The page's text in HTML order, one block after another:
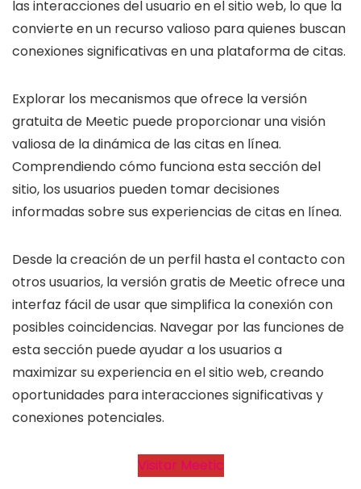
las interacciones del usuario en el sitio web, lo que la
convierte en un recurso valioso para quienes buscan
conexiones significativas en una plataforma de citas.
Explorar los mecanismos que ofrece la versión
gratuita de Meetic puede proporcionar una visión
valiosa de la dinámica de las citas en línea.
Comprendiendo cómo funciona esta sección del
sitio, los usuarios pueden tomar decisiones
informadas sobre sus experiencias de citas en línea.
Desde la creación de un perfil hasta el contacto con
otros usuarios, la versión gratis de Meetic ofrece una
interfaz fácil de usar que simplifica la conexión con
posibles coincidencias. Navegar por las funciones de
esta sección puede ayudar a los usuarios a
maximizar su experiencia en el sitio web, creando
oportunidades para interacciones significativas y
conexiones potenciales.
Visitar Meetic